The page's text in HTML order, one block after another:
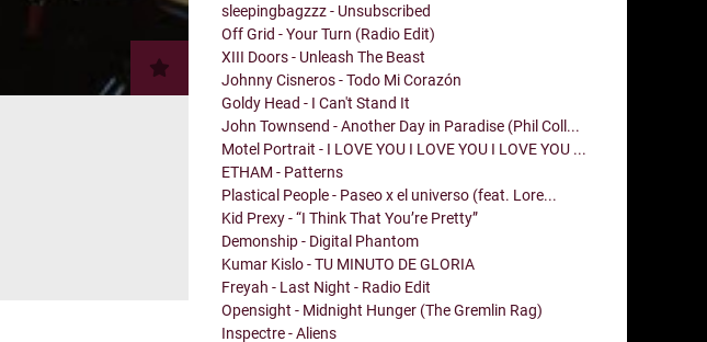
sleepingbagzzz - Unsubscribed
Off Grid - Your Turn (Radio Edit)
XIII Doors - Unleash The Beast
Johnny Cisneros - Todo Mi Corazón
Goldy Head - I Can't Stand It
John Townsend - Another Day in Paradise (Phil Coll...
Motel Portrait - I LOVE YOU I LOVE YOU I LOVE YOU ...
ETHAM - Patterns
Plastical People - Paseo x el universo (feat. Lore...
Kid Prexy - “I Think That You’re Pretty”
Demonship - Digital Phantom
Kumar Kislo - TU MINUTO DE GLORIA
Freyah - Last Night - Radio Edit
Opensight - Midnight Hunger (The Gremlin Rag)
Inspectre - Aliens